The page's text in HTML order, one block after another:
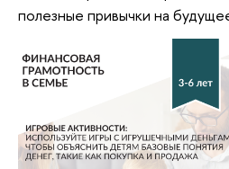
полезные привычки на